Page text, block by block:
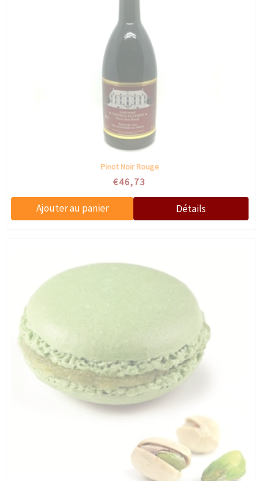
Pinot Noir Rouge
€46,73